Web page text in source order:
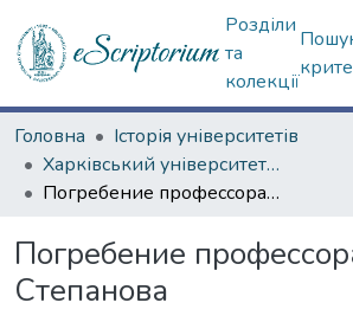
Розділи
та
колекції
Головна
Історія університетів
Харківський університет (сторінками періодичних видань)
Погребение профессора П.Т. Степанова
Погребение
Степанова